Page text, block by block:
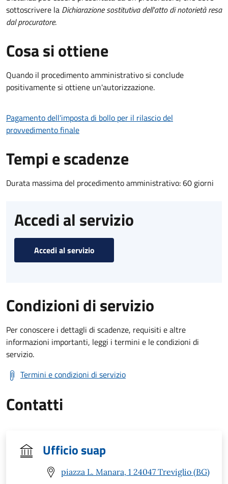
sottoscrivere la Dichiarazione sostitutiva dell'atto di notorietà resa
dal procuratore.
Cosa si ottiene
Quando il procedimento amministrativo si conclude
positivamente si ottiene un'autorizzazione.
Pagamento dell'imposta di bollo per il rilascio del
provvedimento finale
Tempi e scadenze
Durata massima del procedimento amministrativo: 60 giorni
Accedi al servizio
Accedi al servizio
Condizioni di servizio
Per conoscere i dettagli di scadenze, requisiti e altre
informazioni importanti, leggi i termini e le condizioni di
servizio.
Termini e condizioni di servizio
Contatti
Ufficio suap
piazza L. Manara, 1 24047 Treviglio (BG)